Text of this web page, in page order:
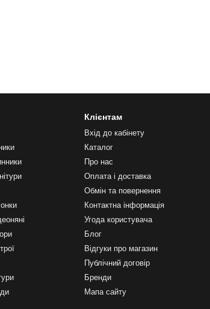
Клієнтам
Вхід до кабінету
Каталог
Про нас
Оплата і доставка
Обмін та повернення
Контактна інформація
Угода користувача
Блог
Відгуки про магазин
Публічний договір
Бренди
Мапа сайту